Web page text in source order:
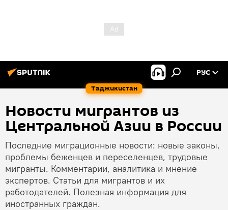
Таджикистан
РУС
Новости мигрантов из
Центральной Азии в России
Последние миграционные новости: новые законы,
проблемы беженцев и переселенцев, трудовые
мигранты. Комментарии, аналитика и мнение
экспертов. Статьи для мигрантов и их
работодателей. Полезная информация для
иностранных граждан.